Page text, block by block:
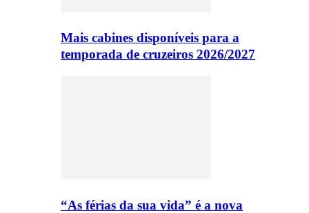
Mais cabines disponíveis para a
temporada de cruzeiros 2026/2027
“As férias da sua vida” é a nova